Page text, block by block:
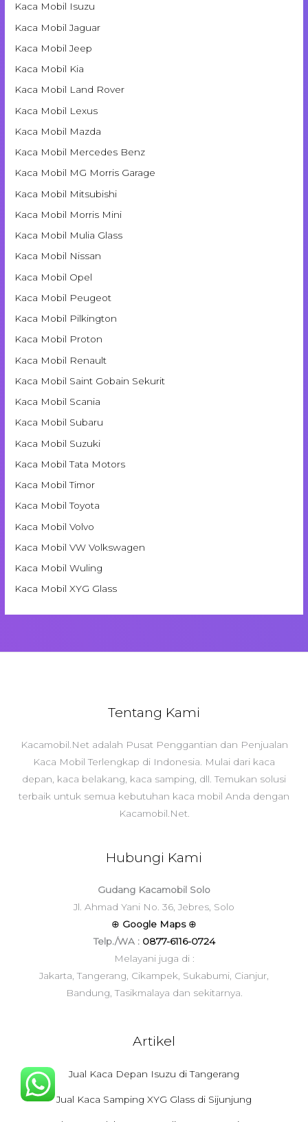
Kaca Mobil Isuzu
Kaca Mobil Jaguar
Kaca Mobil Jeep
Kaca Mobil Kia
Kaca Mobil Land Rover
Kaca Mobil Lexus
Kaca Mobil Mazda
Kaca Mobil Mercedes Benz
Kaca Mobil MG Morris Garage
Kaca Mobil Mitsubishi
Kaca Mobil Morris Mini
Kaca Mobil Mulia Glass
Kaca Mobil Nissan
Kaca Mobil Opel
Kaca Mobil Peugeot
Kaca Mobil Pilkington
Kaca Mobil Proton
Kaca Mobil Renault
Kaca Mobil Saint Gobain Sekurit
Kaca Mobil Scania
Kaca Mobil Subaru
Kaca Mobil Suzuki
Kaca Mobil Tata Motors
Kaca Mobil Timor
Kaca Mobil Toyota
Kaca Mobil Volvo
Kaca Mobil VW Volkswagen
Kaca Mobil Wuling
Kaca Mobil XYG Glass
Tentang Kami
Kacamobil.Net adalah Pusat Penggantian dan Penjualan
Kaca Mobil Terlengkap di Indonesia. Mulai dari kaca
depan, kaca belakang, kaca samping, dll. Temukan solusi
terbaik untuk semua kebutuhan kaca mobil Anda dengan
Kacamobil.Net.
Hubungi Kami
Gudang Kacamobil Solo
Jl. Ahmad Yani No. 36, Jebres, Solo
⊕ Google Maps ⊕
Telp./WA : 0877-6116-0724
Melayani juga di :
Jakarta, Tangerang, Cikampek, Sukabumi, Cianjur,
Bandung, Tasikmalaya dan sekitarnya.
Artikel
Jual Kaca Depan Isuzu di Tangerang
Jual Kaca Samping XYG Glass di Sijunjung